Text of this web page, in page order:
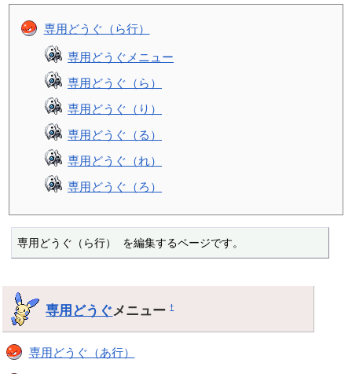
専用どうぐ（ら行）
専用どうぐメニュー
専用どうぐ（ら）
専用どうぐ（り）
専用どうぐ（る）
専用どうぐ（れ）
専用どうぐ（ろ）
専用どうぐ（ら行） を編集するページです。
専用どうぐ メニュー†
専用どうぐ（あ行）